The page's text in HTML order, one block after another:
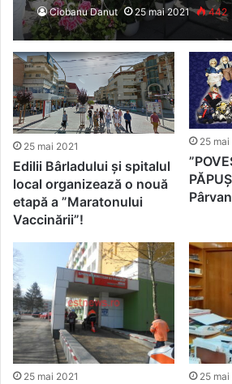
Ciobanu Danut 25 mai 2021 442
25 mai 2021
Edilii Bârladului și spitalul
local organizează o nouă
etapă a ”Maratonului
Vaccinării”!
25 mai
25 mai 2021 25 mai